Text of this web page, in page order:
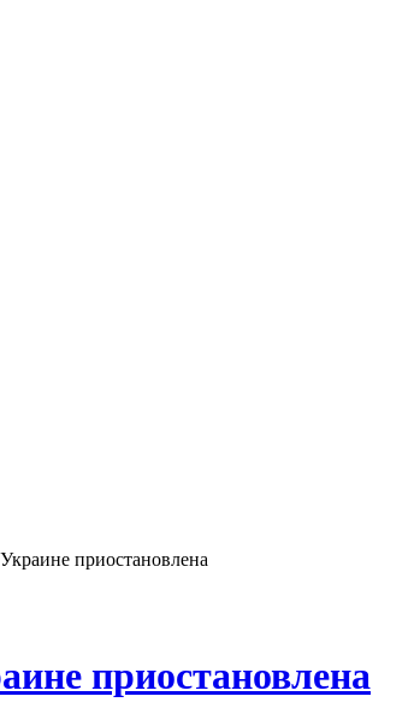
приостановлена
приостановлена